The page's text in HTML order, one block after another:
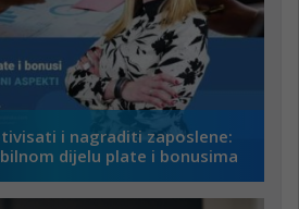
i nagraditi zaposlene:
dijelu plate i bonusima